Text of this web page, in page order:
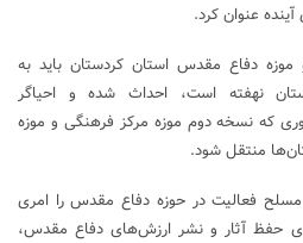
عنوان کرد.
دفاع مقدس استان کردستان باید به
نهفته است، احداث شده و احیاگر
که نسخه دوم موزه مرکز فرهنگی و موزه
منتقل شود.
فعالیت در حوزه دفاع مقدس را امری
حفظ آثار و نشر ارزش‌های دفاع مقدس،